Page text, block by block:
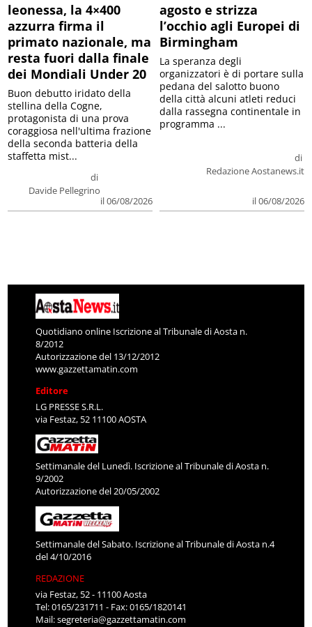
leonessa, la 4×400
azzurra firma il
primato nazionale, ma
resta fuori dalla finale
dei Mondiali Under 20
di
Davide Pellegrino
il 06/08/2026
Buon debutto iridato della
stellina della Cogne,
protagonista di una prova
coraggiosa nell'ultima frazione
della seconda batteria della
staffetta mist...
agosto e strizza
l’occhio agli Europei di
Birmingham
di
Redazione Aostanews.it
il 06/08/2026
La speranza degli
organizzatori è di portare sulla
pedana del salotto buono
della città alcuni atleti reduci
dalla rassegna continentale in
programma ...
Quotidiano online Iscrizione al Tribunale di Aosta n.
8/2012
Autorizzazione del 13/12/2012
www.gazzettamatin.com
Editore
LG PRESSE S.R.L.
via Festaz, 52 11100 AOSTA
Settimanale del Lunedì. Iscrizione al Tribunale di Aosta n.
9/2002
Autorizzazione del 20/05/2002
Settimanale del Sabato. Iscrizione al Tribunale di Aosta n.4
del 4/10/2016
REDAZIONE
via Festaz, 52 - 11100 Aosta
Tel: 0165/231711 - Fax: 0165/1820141
Mail:segreteria@gazzettamatin.com